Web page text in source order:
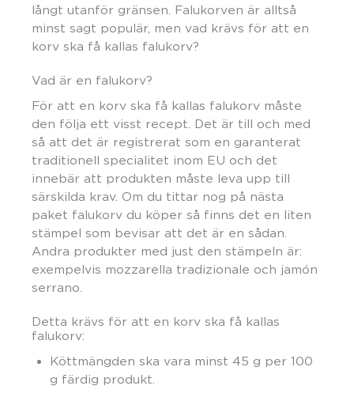
långt utanför gränsen. Falukorven är alltså
minst sagt populär, men vad krävs för att en
korv ska få kallas falukorv?
Vad är en falukorv?
För att en korv ska få kallas falukorv måste
den följa ett visst recept. Det är till och med
så att det är registrerat som en garanterat
traditionell specialitet inom EU och det
innebär att produkten måste leva upp till
särskilda krav. Om du tittar nog på nästa
paket falukorv du köper så finns det en liten
stämpel som bevisar att det är en sådan.
Andra produkter med just den stämpeln är:
exempelvis mozzarella tradizionale och jamón
serrano.
Detta krävs för att en korv ska få kallas
falukorv:
Köttmängden ska vara minst 45 g per 100
g färdig produkt.